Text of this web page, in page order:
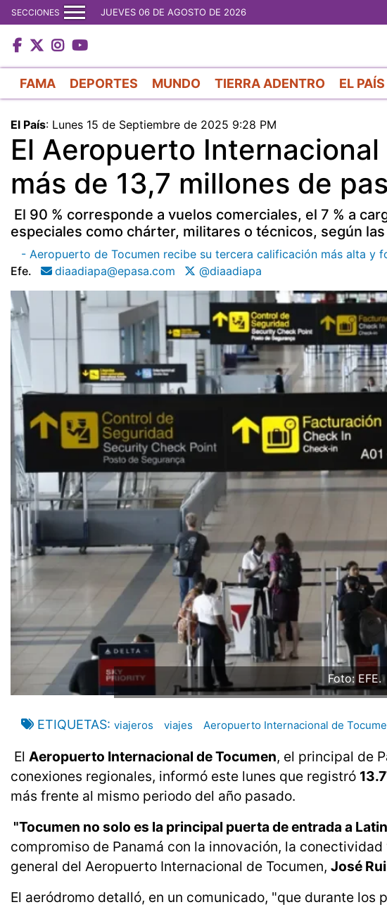
SECCIONES JUEVES 06 DE AGOSTO DE 2026
FAMA DEPORTES MUNDO TIERRA ADENTRO EL PAÍS
El País: Lunes 15 de Septiembre de 2025 9:28 PM
El Aeropuerto
más de 13,7 millones de
El 90 % corresponde a vuelos comerciales, el 7 % a
especiales como chárter, militares o técnicos, según
- Aeropuerto de Tocumen recibe su tercera calificación más alta y
Efe.
diaadiapa@epasa.com @diaadiapa
Foto: EFE.
ETIQUETAS viajeros viajes Aeropuerto Internacional de
El Aeropuerto Internacional de Tocumen, el principal de
conexiones regionales, informó este lunes que registró
más frente al mismo periodo del año pasado.
"Tocumen no solo es la principal puerta de entrada a
compromiso de Panamá con la innovación, la
general del Aeropuerto Internacional de Tocumen, José
El aeródromo detalló, en un comunicado, "que durante los